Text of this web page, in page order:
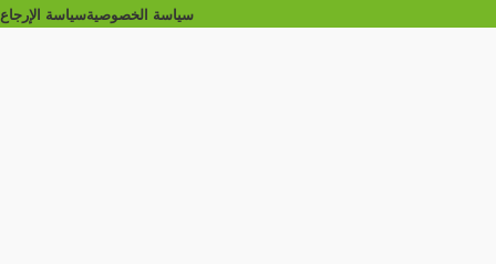
سياسة الخصوصيةسياسة الإرجاع